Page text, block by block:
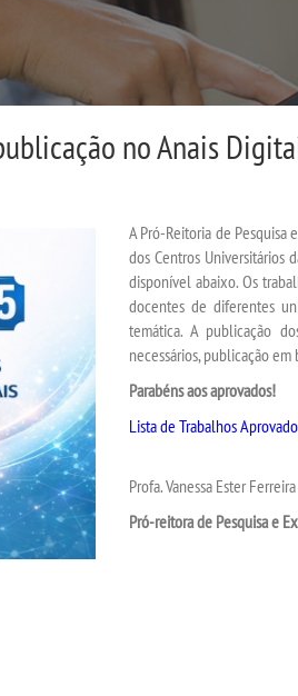
no Anais
A Pró-Reitoria de
dos Centros Universitários
disponível abaixo. Os
docentes de diferentes
temática. A publicação
necessários, publicação em
Parabéns aos aprovados!
Lista de Trabalhos
Profa. Vanessa Ester
Pró-reitora de Pesquisa e